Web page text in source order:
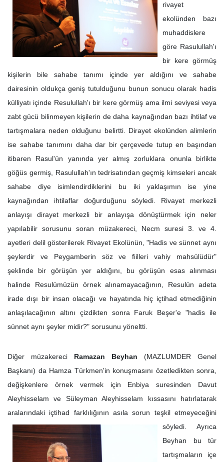
rivayet
ekolünden bazı
muhaddislere
göre Rasulullah'ı
bir kere görmüş
kişilerin bile sahabe tanımı içinde yer aldığını ve sahabe
dairesinin oldukça geniş tutulduğunu bunun sonucu olarak hadis
külliyatı içinde Resulullah'ı bir kere görmüş ama ilmi seviyesi veya
zabt gücü bilinmeyen kişilerin de daha kaynağından bazı ihtilaf ve
tartışmalara neden olduğunu belirtti. Dirayet ekolünden alimlerin
ise sahabe tanımını daha dar bir çerçevede tutup en başından
itibaren Rasul'ün yanında yer almış zorluklara onunla birlikte
göğüs germiş, Rasulullah'ın tedrisatından geçmiş kimseleri ancak
sahabe diye isimlendirdiklerini bu iki yaklaşımın ise yine
kaynağından ihtilaflar doğurduğunu söyledi. Rivayet merkezli
anlayışı dirayet merkezli bir anlayışa dönüştürmek için neler
yapılabilir sorusunu soran müzakereci, Necm suresi 3. ve 4.
ayetleri delil gösterilerek Rivayet Ekolünün, "Hadis ve sünnet aynı
şeylerdir ve Peygamberin söz ve fiilleri vahiy mahsülüdür"
şeklinde bir görüşün yer aldığını, bu görüşün esas alınması
halinde Resulümüzün örnek alınamayacağının, Resulün adeta
irade dışı bir insan olacağı ve hayatında hiç içtihad etmediğinin
anlaşılacağının altını çizdikten sonra Faruk Beşer'e "hadis ile
sünnet aynı şeyler midir?" sorusunu yöneltti.
Diğer müzakereci Ramazan Beyhan (MAZLUMDER Genel
Başkanı) da Hamza Türkmen'in konuşmasını özetledikten sonra,
değişkenlere örnek vermek için Enbiya suresinden Davut
Aleyhisselam ve Süleyman Aleyhisselam kıssasını hatırlatarak
aralarındaki içtihad farklılığının asıla sorun teşkil etmeyeceğini
söyledi. Ayrıca
Beyhan bu tür
tartışmaların içe